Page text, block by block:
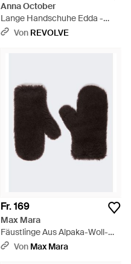
Anna October
Lange Handschuhe Edda -
WeißVon REVOLVE
Fr. 169
Max Mara
Fäustlinge Aus Alpaka-Woll-
Teddy - Schwarz
Von Max Mara